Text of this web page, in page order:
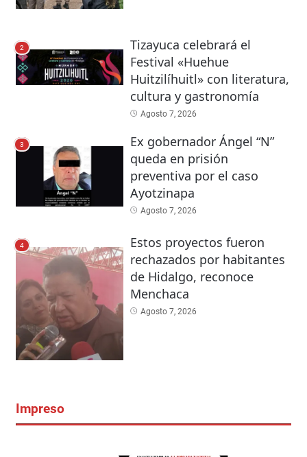
2
Tizayuca celebrará el
Festival «Huehue
Huitzilíhuitl» con literatura,
cultura y gastronomía
Agosto 7, 2026
3
Ex gobernador Ángel “N”
queda en prisión
preventiva por el caso
Ayotzinapa
Agosto 7, 2026
4
Estos proyectos fueron
rechazados por habitantes
de Hidalgo, reconoce
Menchaca
Agosto 7, 2026
Impreso